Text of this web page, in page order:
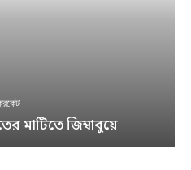
মাটিতে জিম্বাবুয়ে